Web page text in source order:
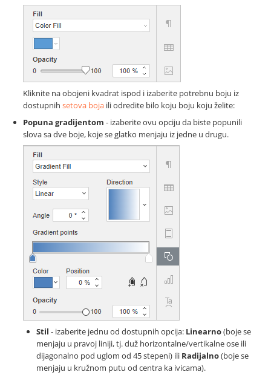
Kliknite na obojeni kvadrat ispod i izaberite potrebnu boju iz
dostupnih setova boja ili odredite bilo koju boju koju želite:
Popuna gradijentom - izaberite ovu opciju da biste popunili
slova sa dve boje, koje se glatko menjaju iz jedne u drugu.
Stil - izaberite jednu od dostupnih opcija: Linearno(boje se
menjaju u pravoj liniji, tj. duž horizontalne/vertikalne ose ili
dijagonalno pod uglom od 45 stepeni) ili Radijalno(boje se
menjaju u kružnom putu od centra ka ivicama).